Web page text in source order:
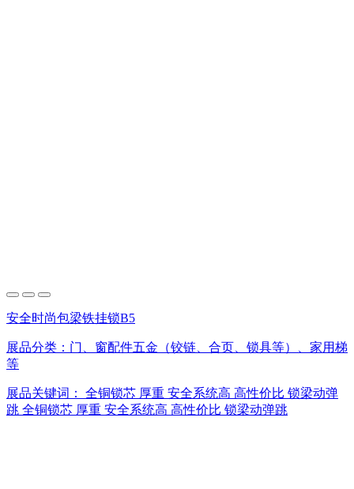
安全时尚包梁铁挂锁B5
展品分类： 门、窗配件五金（铰链、合页、锁具等）、家用梯
等
展品关键词： 全铜锁芯 厚重 安全系统高 高性价比 锁梁动弹
跳 全铜锁芯 厚重 安全系统高 高性价比 锁梁动弹跳